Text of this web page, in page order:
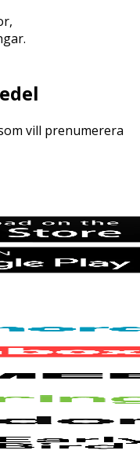
vill prenumerera